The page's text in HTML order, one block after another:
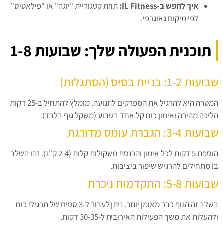
איך לחפש ב-IL Fitness:
תחת קטגוריית "יוגה" או "פילאטיס"
לפי מיקום גאוגרפי.
תוכנית הפעולה שלך: שבועות 1-8
שבועות 1-2: בניית בסיס (הסתגלות)
המטרה היא להרגיל את המפרקים לתנועה. מומלץ להתחיל ב-25 דקות
הליכה מהירה ואימון כוח קל אחד בשבוע (משקל גוף בלבד).
שבועות 3-4: הגברת עומס מדורגת
הוספת 5 דקות לכל אימון והכנסת משקולות קלות (2-4 ק"ג). זהו השלב
בו מתחילים להרגיש שיפור ביציבות.
שבועות 5-8: התקדמות ניכרת
בשלב זה הגוף כבר מאומן יותר. ניתן לעבור ל-3 סטים של תרגילי כוח
ולהעלות את משך הפעילות האירובית ל-30-35 דקות.